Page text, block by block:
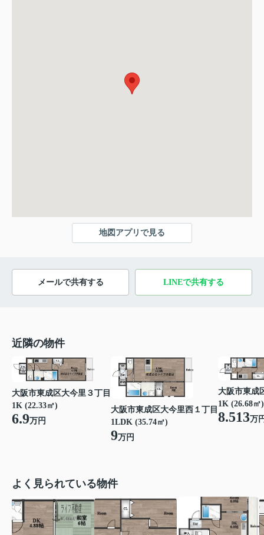
地図アプリで見る
メールで共有する LINEで共有する
近隣の物件
大阪市東成区大今里３丁目
1K (22.33㎡)
6.9万円
大阪市東成区大今里西１丁目
1LDK (35.74㎡)
9万円
大阪市東成
1K (26.68㎡)
8.513万
よく見られている物件